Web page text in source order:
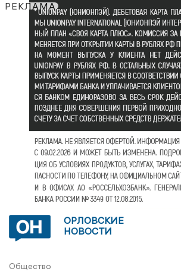
РЕКЛАМА
ОРЛОВСКИЕ
НОВОСТИ
Общество